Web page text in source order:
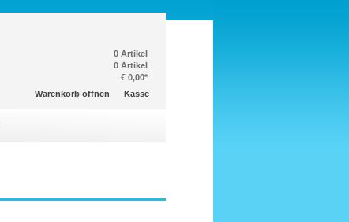
0 Artikel
0 Artikel
€ 0,00*
Warenkorb öffnen
Kasse